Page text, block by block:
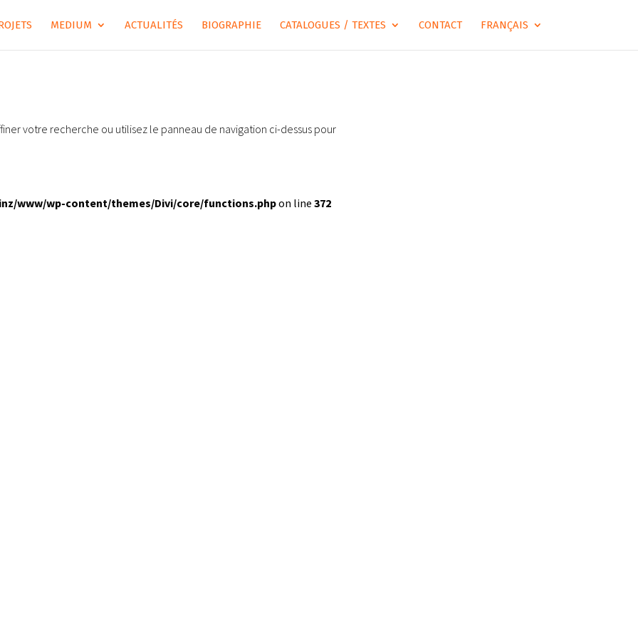
MEDIUM ACTUALITÉS BIOGRAPHIE CATALOGUES / TEXTES CONTACT FRANÇAIS
votre recherche ou utilisez le panneau de navigation ci-dessus pour
www/wp-content/themes/Divi/core/functions.phpon line 372